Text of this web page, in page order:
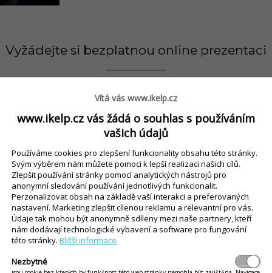
Vyžádejte si bezplatnou online prezentaci
zavoláme vám a domluvíme si termín
a zodpoví všechny vaše otázky nebo
pro vaši provozovnu a co získáte jeho
CHCI PREZENTACI
ZDARMA
Aktivace a zveřejnění na několik kliknutí
Vítá vás www.ikelp.cz
www.ikelp.cz vás žádá o souhlas s používáním
vašich údajů
Používáme cookies pro zlepšení funkcionality obsahu této stránky.
Svým výběrem nám můžete pomoci k lepší realizaci našich cílů.
Zlepšit používání stránky pomocí analytických nástrojů pro
anonymní sledování používání jednotlivých funkcionalit.
Perzonalizovat obsah na základě vaší interakci a preferovaných
nastavení. Marketing zlepšit cílenou reklamu a relevantní pro vás.
Údaje tak mohou být anonymně sdíleny mezi naše partnery, kteří
nám dodávají technologické vybavení a software pro fungování
této stránky. Bližší informace
Nezbytné